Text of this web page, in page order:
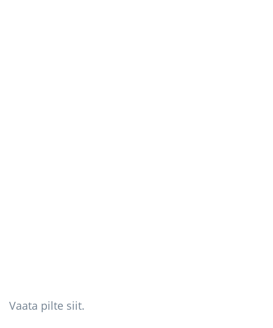
Vaata pilte siit.